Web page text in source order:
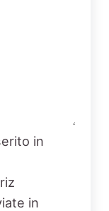
in
in